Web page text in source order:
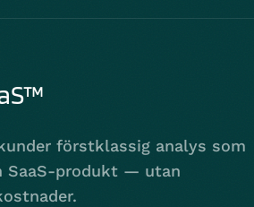
förstklassig analys som
SaaS-produkt — utan